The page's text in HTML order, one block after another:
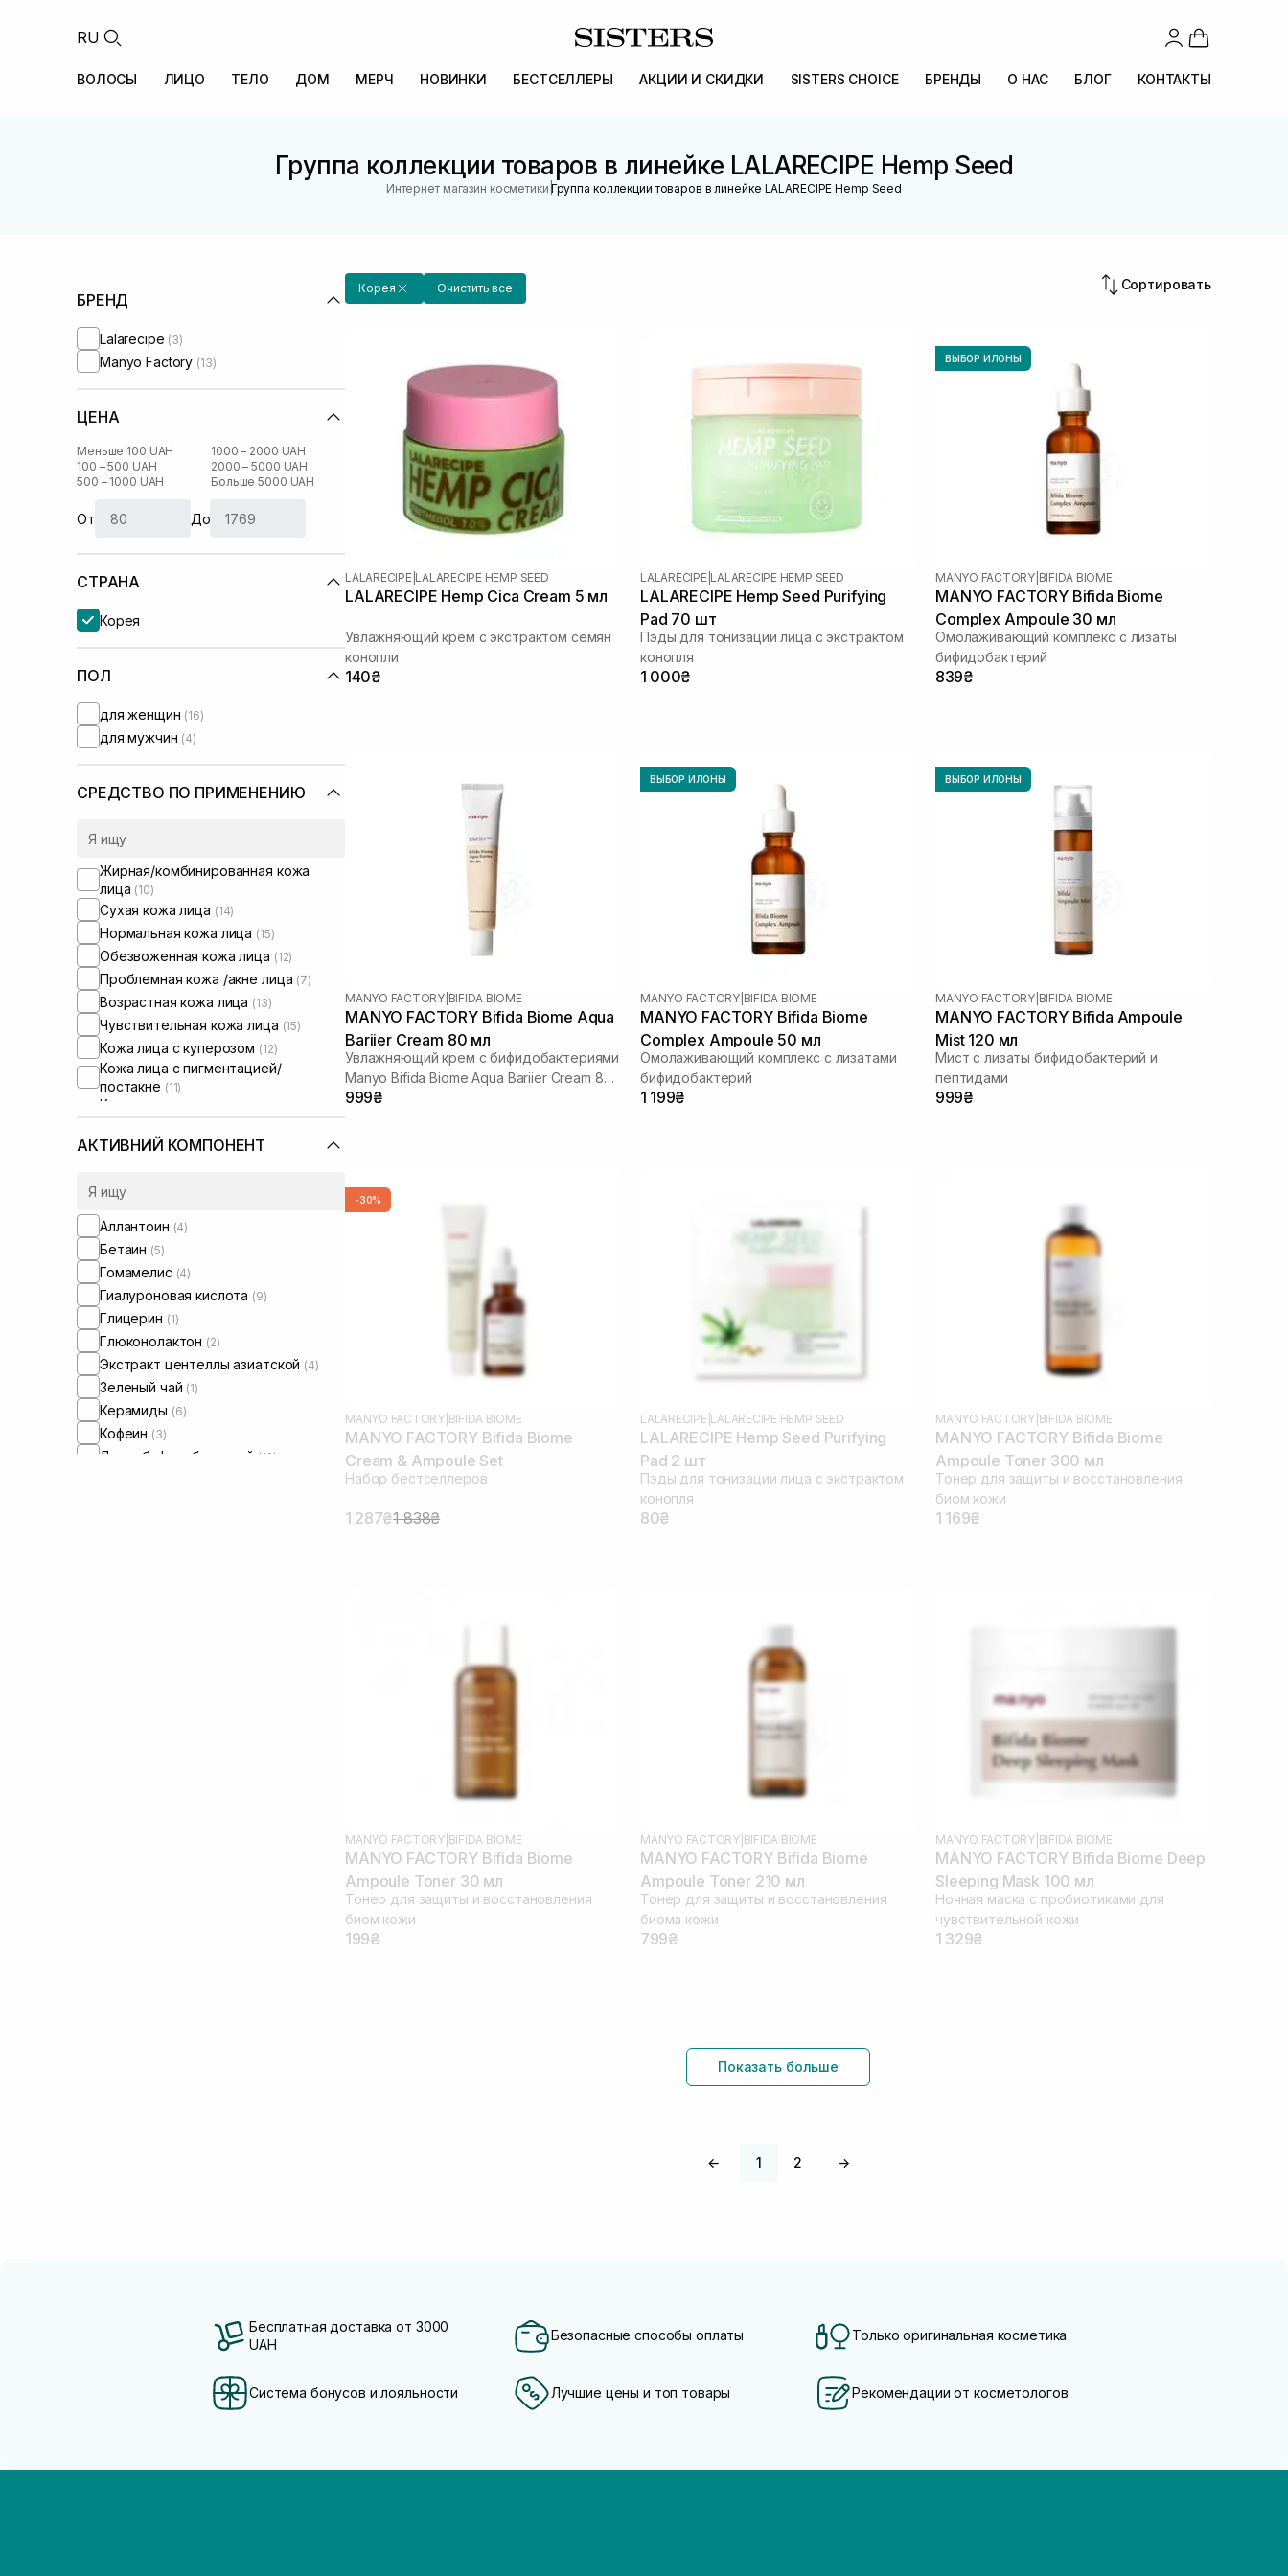
RU
ВОЛОСЫ ЛИЦО ТЕЛО ДОМ МЕРЧ НОВИНКИ БЕСТСЕЛЛЕРЫ АКЦИИ И СКИДКИ SISTERS CHOICE БРЕНДЫ О НАС БЛОГ КОНТАКТЫ
Группа коллекции товаров в линейке LALARECIPE Hemp Seed
Интернет магазин косметики |Группа коллекции товаров в линейке LALARECIPE Hemp Seed
БРЕНД
Lalarecipe (3)
Manyo Factory (13)
ЦЕНА
Меньше 100 UAH
100 – 500 UAH
500 – 1000 UAH
1000 – 2000 UAH
2000 – 5000 UAH
Больше 5000 UAH
От До
СТРАНА
Корея
ПОЛ
для женщин (16)
для мужчин (4)
СРЕДСТВО ПО ПРИМЕНЕНИЮ
Жирная/комбинированная кожа
лица (10)
Сухая кожа лица (14)
Нормальная кожа лица (15)
Обезвоженная кожа лица (12)
Проблемная кожа /акне лица (7)
Возрастная кожа лица (13)
Чувствительная кожа лица (15)
Кожа лица с куперозом (12)
Кожа лица с пигментацией/
постакне (11)
Кожа лица с расширенными порами
Кожа лица с нарушенным
микробиомом
АКТИВНИЙ КОМПОНЕНТ
Аллантоин (4)
Бетаин (5)
Гомамелис (4)
Гиалуроновая кислота (9)
Глицерин (1)
Глюконолактон (2)
Экстракт центеллы азиатской (4)
Зеленый чай (1)
Керамиды (6)
Кофеин (3)
Лизат бифидобактерий (12)
Корея Очистить все Сортировать
LALARECIPE LALARECIPE HEMP SEED
LALARECIPE Hemp Cica Cream 5 мл
Увлажняющий крем с экстрактом семян
конопли
140₴
LALARECIPE LALARECIPE HEMP SEED
LALARECIPE Hemp Seed Purifying
Pad 70 шт
Пэды для тонизации лица с экстрактом
конопля
1 000₴
ВЫБОР ИЛОНЫ
MANYO FACTORY| BIFIDA BIOME
MANYO FACTORY Bifida Biome
Complex Ampoule 30 мл
Омолаживающий комплекс с лизаты
бифидобактерий
839₴
MANYO FACTORY| BIFIDA BIOME
MANYO FACTORY Bifida Biome Aqua
Bariier Cream 80 мл
Увлажняющий крем с бифидобактериями
Manyo Bifida Biome Aqua Bariier Cream 80
ml
999₴
ВЫБОР ИЛОНЫ
MANYO FACTORY| BIFIDA BIOME
MANYO FACTORY Bifida Biome
Complex Ampoule 50 мл
Омолаживающий комплекс с лизатами
бифидобактерий
1 199₴
ВЫБОР ИЛОНЫ
MANYO FACTORY| BIFIDA BIOME
MANYO FACTORY Bifida Ampoule
Mist 120 мл
Мист с лизаты бифидобактерий и
пептидами
999₴
-30%
MANYO FACTORY| BIFIDA BIOME
MANYO FACTORY Bifida Biome
Cream & Ampoule Set
Набор бестселлеров
1 287₴1 838₴
LALARECIPE LALARECIPE HEMP SEED
LALARECIPE Hemp Seed Purifying
Pad 2 шт
Пэды для тонизации лица с экстрактом
конопля
80₴
MANYO FACTORY| BIFIDA BIOME
MANYO FACTORY Bifida Biome
Ampoule Toner 300 мл
Тонер для защиты и восстановления
биом кожи
1 169₴
MANYO FACTORY| BIFIDA BIOME
MANYO FACTORY Bifida Biome
Ampoule Toner 30 мл
Тонер для защиты и восстановления
биом кожи
199₴
MANYO FACTORY| BIFIDA BIOME
MANYO FACTORY Bifida Biome
Ampoule Toner 210 мл
Тонер для защиты и восстановления
биома кожи
799₴
MANYO FACTORY| BIFIDA BIOME
MANYO FACTORY Bifida Biome Deep
Sleeping Mask 100 мл
Ночная маска с пробиотиками для
чувствительной кожи
1 329₴
Показать больше
← 1 2 →
Бесплатная доставка от 3000
UAH
Безопасные способы оплаты Только оригинальная косметика
Система бонусов и лояльности Лучшие цены и топ товары Рекомендации от косметологов